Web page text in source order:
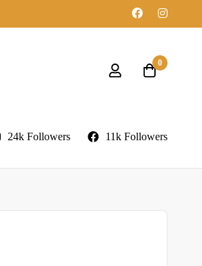
0
24k Followers 11k Followers